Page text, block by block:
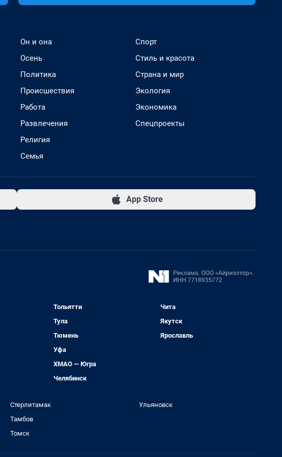
Он и она
Осень
Политика
Происшествия
Работа
Развлечения
Религия
Семья
Спорт
Стиль и красота
Страна и мир
Экология
Экономика
Спецпроекты
App Store
Тольятти
Тула
Тюмень
Уфа
ХМАО — Югра
Челябинск
Чита
Якутск
Ярославль
Стерлитамак
Тамбов
Томск
Ульяновск